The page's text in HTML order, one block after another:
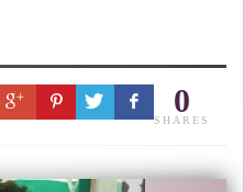
0
SHARES